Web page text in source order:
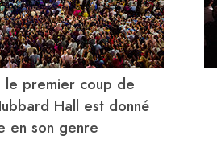
le premier coup de
Hall est donné
en son genre